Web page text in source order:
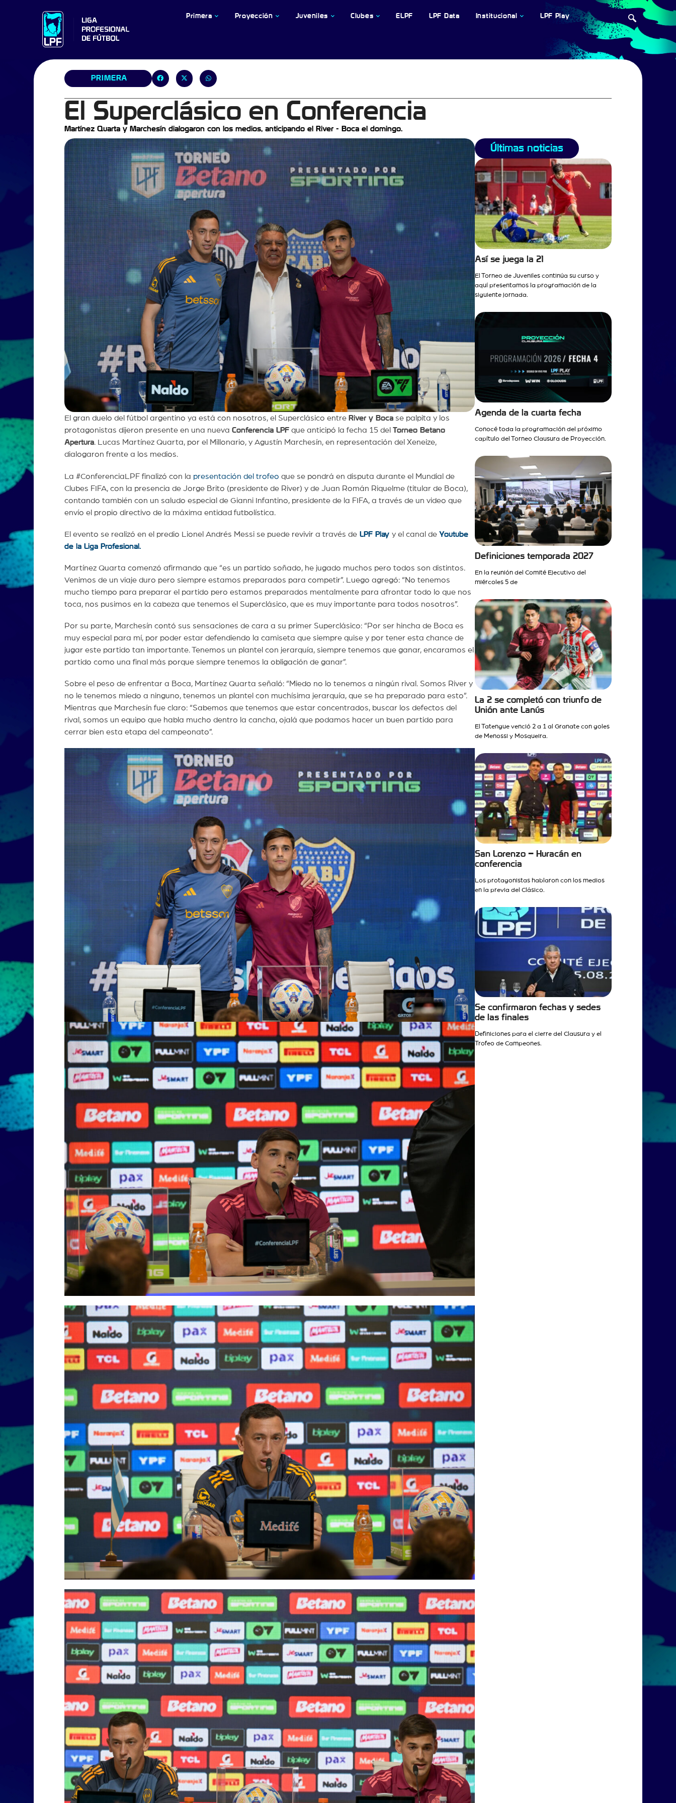
Primera Proyección Juveniles Clubes ELPF LPF Data Institucional LPF Play
PRIMERA
El Superclásico en Conferencia
Martínez Quarta y Marchesín dialogaron con los medios, anticipando el River - Boca el domingo.
El gran duelo del fútbol argentino ya está con nosotros, el Superclásico entre River y Bocase palpita y los
protagonistas dijeron presente en una nueva Conferencia LPFque anticipó la fecha 15 del Torneo Betano
Apertura. Lucas Martínez Quarta, por el Millonario, y Agustín Marchesín, en representación del Xeneize,
dialogaron frente a los medios.
La #ConferenciaLPF finalizó con la presentación del trofeo que se pondrá en disputa durante el Mundial de
Clubes FIFA, con la presencia de Jorge Brito (presidente de River) y de Juan Román Riquelme (titular de Boca),
contando también con un saludo especial de Gianni Infantino, presidente de la FIFA, a través de un video que
envío el propio directivo de la máxima entidad futbolística.
El evento se realizó en el predio Lionel Andrés Messi se puede revivir a través de LPF Play y el canal de Youtube
de la Liga Profesional.
Martínez Quarta comenzó afirmando que “es un partido soñado, he jugado muchos pero todos son distintos.
Venimos de un viaje duro pero siempre estamos preparados para competir”. Luego agregó: “No tenemos
mucho tiempo para preparar el partido pero estamos preparados mentalmente para afrontar todo lo que nos
toca, nos pusimos en la cabeza que tenemos el Superclásico, que es muy importante para todos nosotros”.
Por su parte, Marchesín contó sus sensaciones de cara a su primer Superclásico: “Por ser hincha de Boca es
muy especial para mí, por poder estar defendiendo la camiseta que siempre quise y por tener esta chance de
jugar este partido tan importante. Tenemos un plantel con jerarquía, siempre tenemos que ganar, encaramos el
partido como una final más porque siempre tenemos la obligación de ganar”.
Sobre el peso de enfrentar a Boca, Martínez Quarta señaló: “Miedo no lo tenemos a ningún rival. Somos River y
no le tenemos miedo a ninguno, tenemos un plantel con muchísima jerarquía, que se ha preparado para esto”.
Mientras que Marchesín fue claro: “Sabemos que tenemos que estar concentrados, buscar los defectos del
rival, somos un equipo que habla mucho dentro la cancha, ojalá que podamos hacer un buen partido para
cerrar bien esta etapa del campeonato”.
Últimas noticias
Así se juega la 21
El Torneo de Juveniles continúa su curso y
aquí presentamos la programación de la
siguiente jornada.
Agenda de la cuarta fecha
Conocé toda la programación del próximo
capítulo del Torneo Clausura de Proyección.
Definiciones temporada 2027
En la reunión del Comité Ejecutivo del
miércoles 5 de
La 2 se completó con triunfo de
Unión ante Lanús
El Tatengue venció 2 a 1 al Granate con goles
de Menossi y Mosqueira.
San Lorenzo – Huracán en
conferencia
Los protagonistas hablaron con los medios
en la previa del Clásico.
Se confirmaron fechas y sedes
de las finales
Definiciones para el cierre del Clausura y el
Trofeo de Campeones.